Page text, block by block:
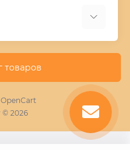
cм высота 220 cм
товаров
OpenCart
© 2026